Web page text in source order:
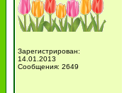
Зарегистрирован:
14.01.2013
Сообщения: 2649